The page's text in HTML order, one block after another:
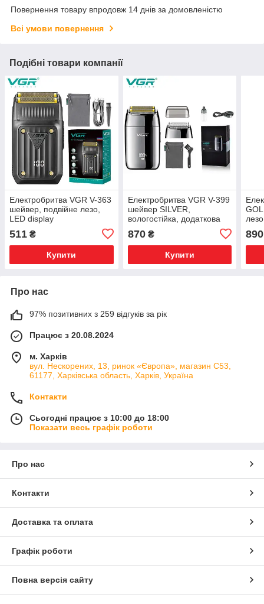
Повернення товару впродовж 14 днів за домовленістю
Всі умови повернення
Подібні товари компанії
Електробритва VGR V-363
шейвер, подвійне лезо,
LED display
511 ₴
Купити
Електробритва VGR V-399
шейвер SILVER,
вологостійка, додаткова
870₴
Купити
890
Про нас
97% позитивних з 259 відгуків за рік
Працює з 20.08.2024
м. Харків
вул. Нескорених, 13, ринок «Європа», магазин С53,
61177, Харківська область, Харків, Україна
Контакти
Сьогодні працює з 10:00 до 18:00
Показати весь графік роботи
Про нас
Контакти
Доставка та оплата
Графік роботи
Повна версія сайту